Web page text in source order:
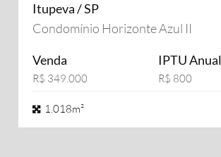
Itupeva / SP
Condomínio Horizonte Azul II
Venda
R$ 349.000
IPTU Anual
R$ 800
1.018m²